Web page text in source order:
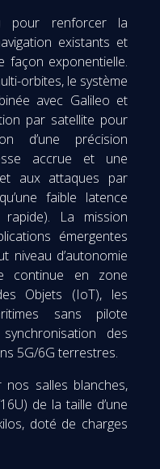
pour renforcer la
existants et
façon exponentielle.
orbites, le système
avec Galileo et
par satellite pour
d’une précision
accrue et une
aux attaques par
faible latence
La mission
émergentes
niveau d’autonomie
continue en zone
Objets (IoT), les
sans pilote
des
5G/6G terrestres.
salles blanches,
de la taille d’une
doté de charges